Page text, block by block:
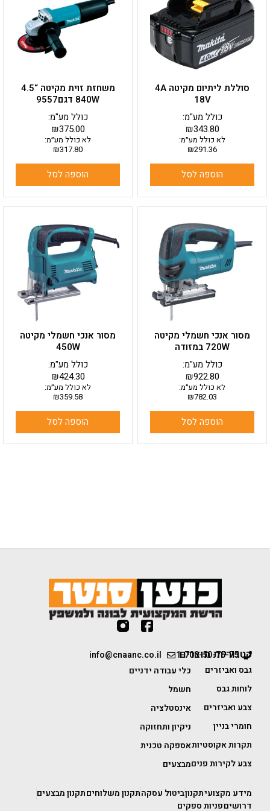
סוללת ליתיום מקיטה 4A
18V
₪343.80
כולל מע"מ:
לא כולל מע״מ:
₪291.36
הוספה לסל
משחזת זוית מקיטה “4.5
840W דגם9557
₪375.00
כולל מע"מ:
לא כולל מע״מ:
₪317.80
הוספה לסל
מסור אנכי חשמלי מקיטה
720W במזודה
₪922.80
כולל מע"מ:
לא כולל מע״מ:
₪782.03
הוספה לסל
מסור אנכי חשמלי מקיטה
450W
₪424.30
כולל מע"מ:
לא כולל מע״מ:
₪359.58
הוספה לסל
1-700-50-75-75
info@cnaanc.co.il קטגוריות מוצרים
גבס ואביזרים
לוחות גבס
צבע ואביזרים
חומרי בניין
תקרות אקוסטיות
צבע לקירות פנים
כלי עבודה ידניים
חשמל
אינסטלציה
ניקיון ותחזוקה
אספקה טכנית
מבצעים
מידע מקצועיתקנוןביטול עסקהתקנון משלוחיםתקנון מבצעים
דרושיםפניות ספקים